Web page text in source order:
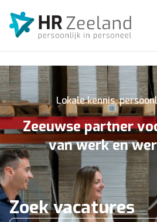
Lokale kennis,
Zeeuwse partner
van werk en
Zoek vacatures